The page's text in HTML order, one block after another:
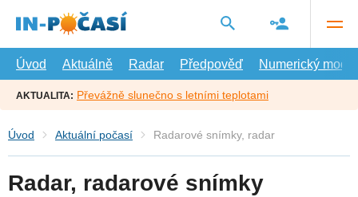
hlavní
Úvod
Aktuálně Radar Předpověď Numerický model
AKTUALITA: Převážně slunečno s letními teplotami
Úvod Aktuální počasí Radarové snímky, radar
Radar, radarové snímky